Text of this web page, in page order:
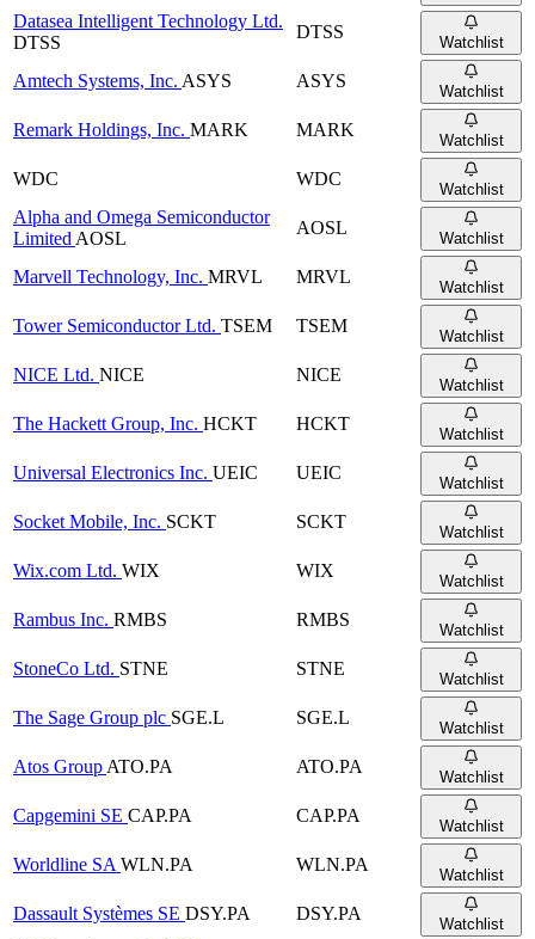
Datasea Intelligent Technology Ltd.
DTSS
DTSS
Watchlist
Amtech Systems, Inc. ASYS ASYS
Watchlist
Remark Holdings, Inc. MARK MARK
Watchlist
WDC WDC
Watchlist
Alpha and Omega Semiconductor
Limited AOSL
AOSL
Watchlist
Marvell Technology, Inc. MRVL MRVL
Watchlist
Tower Semiconductor Ltd. TSEM TSEM
Watchlist
NICE Ltd. NICE NICE
Watchlist
The Hackett Group, Inc. HCKT HCKT
Watchlist
Universal Electronics Inc. UEIC UEIC
Watchlist
Socket Mobile, Inc. SCKT SCKT
Watchlist
Wix.com Ltd. WIX WIX
Watchlist
Rambus Inc. RMBS RMBS
Watchlist
StoneCo Ltd. STNE STNE
Watchlist
The Sage Group plc SGE.L SGE.L
Watchlist
Atos Group ATO.PA ATO.PA
Watchlist
Capgemini SE CAP.PA CAP.PA
Watchlist
Worldline SA WLN.PA WLN.PA
Watchlist
Dassault Systèmes SE DSY.PA DSY.PA
Watchlist